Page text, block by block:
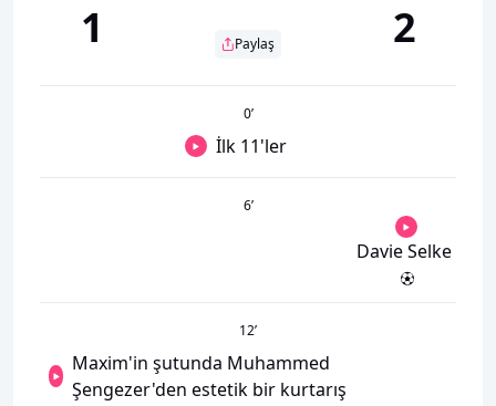
1 Paylaş 2
0’
İlk 11'ler
6’
Davie Selke
12’
Maxim'in şutunda Muhammed
Şengezer'den estetik bir kurtarış